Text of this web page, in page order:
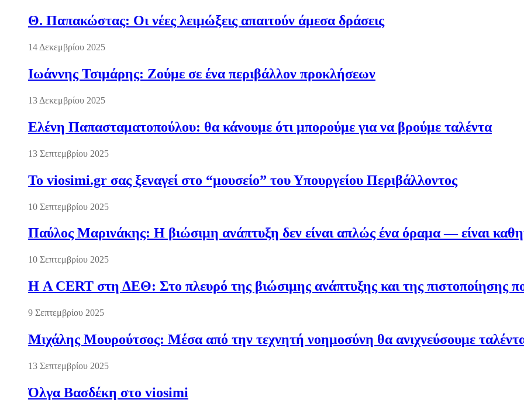
Θ. Παπακώστας: Οι νέες λειμώξεις απαιτούν άμεσα δράσεις
14 Δεκεμβρίου 2025
Ιωάννης Τσιμάρης: Ζούμε σε ένα περιβάλλον προκλήσεων
13 Δεκεμβρίου 2025
Ελένη Παπασταματοπούλου: θα κάνουμε ότι μπορούμε για να βρούμε ταλέντα
13 Σεπτεμβρίου 2025
Το viosimi.gr σας ξεναγεί στο “μουσείο” του Υπουργείου Περιβάλλοντος
10 Σεπτεμβρίου 2025
Παύλος Μαρινάκης: Η βιώσιμη ανάπτυξη δεν είναι απλώς ένα όραμα — είναι
10 Σεπτεμβρίου 2025
Η A CERT στη ΔΕΘ: Στο πλευρό της βιώσιμης ανάπτυξης και της πιστοποίησης
9 Σεπτεμβρίου 2025
Μιχάλης Μουρούτσος: Μέσα από την τεχνητή νοημοσύνη θα ανιχνεύσουμε
13 Σεπτεμβρίου 2025
Όλγα Βασδέκη στο viosimi